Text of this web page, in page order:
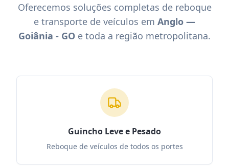
Oferecemos soluções completas de reboque
e transporte de veículos em Anglo —
Goiânia - GO e toda a região metropolitana.
Guincho Leve e Pesado
Reboque de veículos de todos os portes